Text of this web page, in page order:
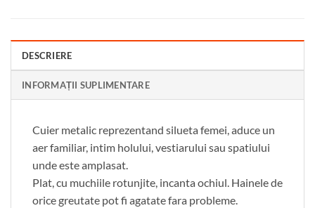
DESCRIERE
INFORMAȚII SUPLIMENTARE
Cuier metalic reprezentand silueta femei, aduce un
aer familiar, intim holului, vestiarului sau spatiului
unde este amplasat.
Plat, cu muchiile rotunjite, incanta ochiul. Hainele de
orice greutate pot fi agatate fara probleme.